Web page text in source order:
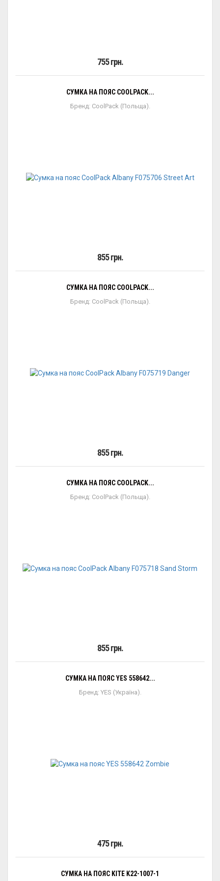
755 грн.
СУМКА НА ПОЯС COOLPACK...
Бренд: CoolPack (Польща).
855 грн.
СУМКА НА ПОЯС COOLPACK...
Бренд: CoolPack (Польща).
855 грн.
СУМКА НА ПОЯС COOLPACK...
Бренд: CoolPack (Польща).
855 грн.
СУМКА НА ПОЯС YES 558642...
Бренд: YES (Україна).
475 грн.
СУМКА НА ПОЯС KITE K22-1007-1